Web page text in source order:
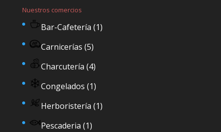
Nuestros comercios
Bar-Cafetería (1)
Carnicerías (5)
Charcutería (4)
Congelados (1)
Herboristería (1)
Pescaderia (1)